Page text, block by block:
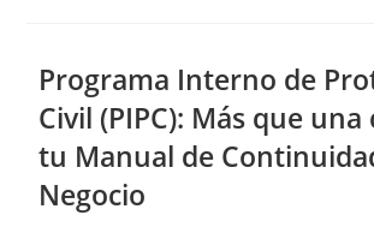
Programa Interno de
Civil (PIPC): Más que
tu Manual de
Negocio